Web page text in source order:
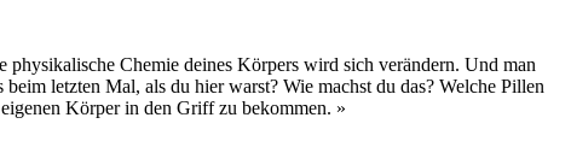
Chemie deines Körpers wird sich verändern. Und man
letzten Mal, als du hier warst? Wie machst du das? Welche Pillen
Körper in den Griff zu bekommen. »